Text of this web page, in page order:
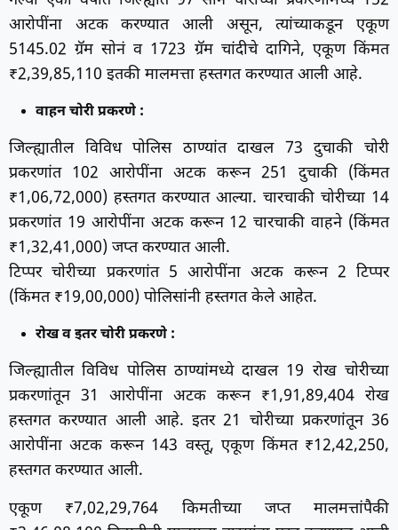
आरोपींना अटक करण्यात आली असून, त्यांच्याकडून एकूण
5145.02 ग्रॅम सोनं व 1723 ग्रॅम चांदीचे दागिने, एकूण किंमत
₹2,39,85,110 इतकी मालमत्ता हस्तगत करण्यात आली आहे.
वाहन चोरी प्रकरणे :
जिल्ह्यातील विविध पोलिस ठाण्यांत दाखल 73 दुचाकी चोरी
प्रकरणांत 102 आरोपींना अटक करून 251 दुचाकी (किंमत
₹1,06,72,000) हस्तगत करण्यात आल्या. चारचाकी चोरीच्या 14
प्रकरणांत 19 आरोपींना अटक करून 12 चारचाकी वाहने (किंमत
₹1,32,41,000) जप्त करण्यात आली.
टिप्पर चोरीच्या प्रकरणांत 5 आरोपींना अटक करून 2 टिप्पर
(किंमत ₹19,00,000) पोलिसांनी हस्तगत केले आहेत.
रोख व इतर चोरी प्रकरणे :
जिल्ह्यातील विविध पोलिस ठाण्यांमध्ये दाखल 19 रोख चोरीच्या
प्रकरणांतून 31 आरोपींना अटक करून ₹1,91,89,404 रोख
हस्तगत करण्यात आली आहे. इतर 21 चोरीच्या प्रकरणांतून 36
आरोपींना अटक करून 143 वस्तू, एकूण किंमत ₹12,42,250,
हस्तगत करण्यात आली.
एकूण ₹7,02,29,764 किमतीच्या जप्त मालमत्तांपैकी